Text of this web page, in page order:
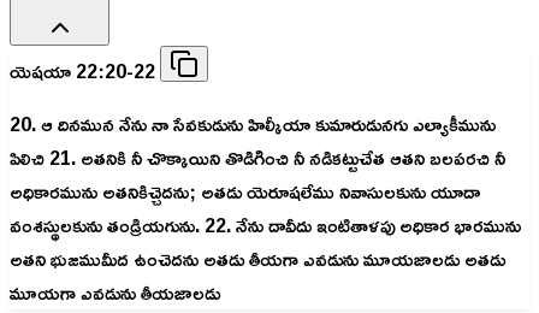
యెషయా 22:20-22
20. ఆ దినమున నేను నా సేవకుడును హిల్కీయా కుమారుడునగు ఎల్యాకీమును
పిలిచి 21. అతనికి నీ చొక్కాయిని తొడిగించి నీ నడికట్టుచేత ఆతని బలపరచి నీ
అధికారమును అతనికిచ్చెదను; అతడు యెరూషలేము నివాసులకును యూదా
వంశస్థులకును తండ్రియగును. 22. నేను దావీదు ఇంటితాళపు అధికార భారమును
అతని భుజముమీద ఉంచెదను అతడు తీయగా ఎవడును మూయజాలడు అతడు
మూయగా ఎవడును తీయజాలడు